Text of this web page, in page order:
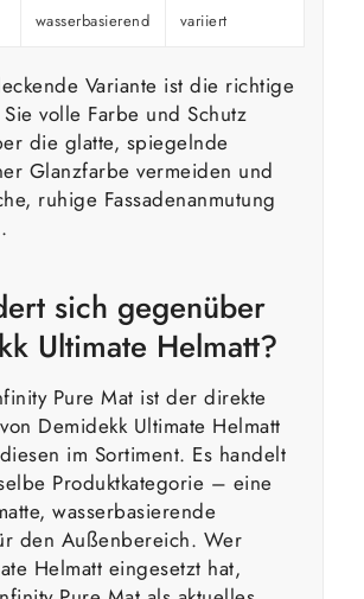
wasserbasierend variiert
Variante ist die richtige
volle Farbe und Schutz
die glatte, spiegelnde
Glanzfarbe vermeiden und
ruhige Fassadenanmutung
sich gegenüber
Ultimate Helmatt?
Pure Mat ist der direkte
Demidekk Ultimate Helmatt
im Sortiment. Es handelt
Produktkategorie – eine
wasserbasierende
den Außenbereich. Wer
Helmatt eingesetzt hat,